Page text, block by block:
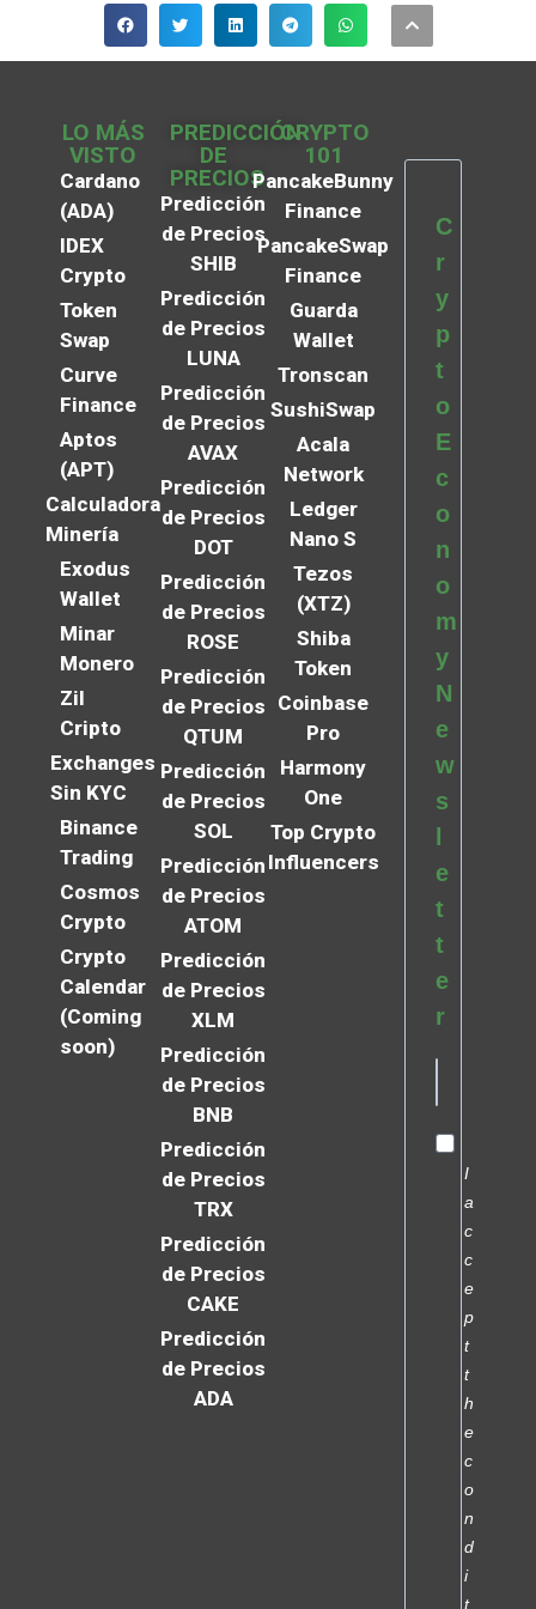
LO MÁS
VISTO
Cardano
(ADA)
IDEX
Crypto
Token
Swap
Curve
Finance
Aptos
(APT)
Calculadora
Minería
Exodus
Wallet
Minar
Monero
Zil
Cripto
Exchanges
Sin KYC
Binance
Trading
Cosmos
Crypto
Crypto
Calendar
(Coming
soon)
PREDICCIÓN
DE
PRECIOS
Predicción
de Precios
SHIB
Predicción
de Precios
LUNA
Predicción
de Precios
AVAX
Predicción
de Precios
DOT
Predicción
de Precios
ROSE
Predicción
de Precios
QTUM
Predicción
de Precios
SOL
Predicción
de Precios
ATOM
Predicción
de Precios
XLM
Predicción
de Precios
BNB
Predicción
de Precios
TRX
Predicción
de Precios
CAKE
Predicción
de Precios
ADA
CRYPTO
101
PancakeBunny
Finance
PancakeSwap
Finance
Guarda
Wallet
Tronscan
SushiSwap
Acala
Network
Ledger
Nano S
Tezos
(XTZ)
Shiba
Token
Coinbase
Pro
Harmony
One
Top Crypto
Influencers
C
r
y
p
t
o
E
c
o
n
o
m
y
N
e
w
s
e
t
t
e
r
I
a
c
c
e
p
t
t
h
e
c
o
n
d
i
t